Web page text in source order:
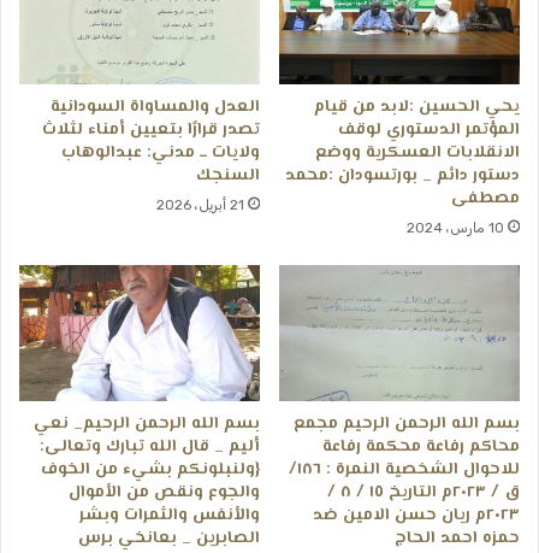
يحي الحسين :لابد من قيام
المؤتمر الدستوري لوقف
الانقلابات العسكرية ووضع
دستور دائم _ بورتسودان :محمد
مصطفى
10 مارس، 2024
العدل والمساواة السودانية
تصدر قرارًا بتعيين أمناء لثلاث
ولايات ــ مدني: عبدالوهاب
السنجك
21 أبريل، 2026
بسم الله الرحمن الرحيم مجمع
محاكم رفاعة محكمة رفاعة
للاحوال الشخصية النمرة : ١٨٦/
ق / ٢٠٢٣م التاريخ ١٥ / ٨ /
٢٠٢٣م ريان حسن الامين ضد
حمزه احمد الحاج
بسم الله الرحمن الرحيم_ نعي
أليم _ قال الله تبارك وتعالى:
{ولنبلونكم بشيء من الخوف
والجوع ونقص من الأموال
والأنفس والثمرات وبشر
الصابرين _ بعانخي برس